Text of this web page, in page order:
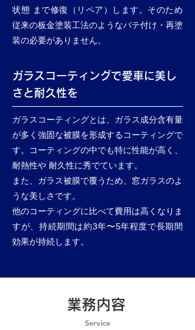
状態 まで修復（リペア）します。そのため
従来の板金塗装工法のようなパテ付け・再塗
装の必要がありません。
ガラスコーティングで愛車に美し
さと耐久性を
ガラスコーティングとは、ガラス成分含有量
が多く強固な被膜を形成するコーティングで
す。コーティングの中でも特に性能が高く、
耐熱性や 耐久性に秀でています。
また、ガラス被膜で覆うため、窓ガラスのよ
うな美しさです。
他のコーティングに比べて費用は高くなりま
すが、持続期間は約3年〜5年程度で長期間
効果が持続します。
業務内容
Service